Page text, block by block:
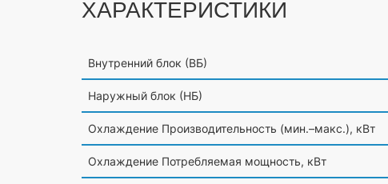
ХАРАКТЕРИСТИКИ
Внутренний блок (ВБ)
Наружный блок (НБ)
Охлаждение Производительность (мин.–макс.), кВт
Охлаждение Потребляемая мощность, кВт